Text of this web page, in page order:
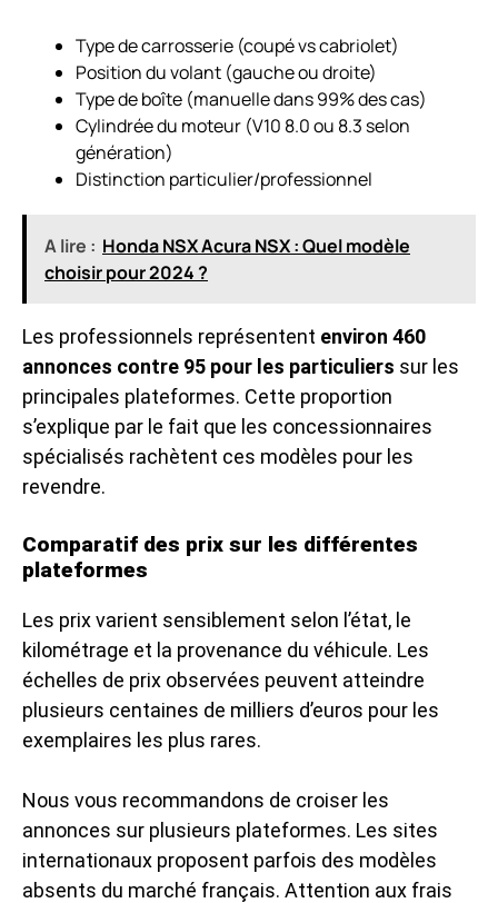
Type de carrosserie (coupé vs cabriolet)
Position du volant (gauche ou droite)
Type de boîte (manuelle dans 99% des cas)
Cylindrée du moteur (V10 8.0 ou 8.3 selon
génération)
Distinction particulier/professionnel
A lire : Honda NSX Acura NSX : Quel modèle
choisir pour 2024 ?
Les professionnels représentent environ 460
annonces contre 95 pour les particuliers sur les
principales plateformes. Cette proportion
s’explique par le fait que les concessionnaires
spécialisés rachètent ces modèles pour les
revendre.
Comparatif des prix sur les différentes
plateformes
Les prix varient sensiblement selon l’état, le
kilométrage et la provenance du véhicule. Les
échelles de prix observées peuvent atteindre
plusieurs centaines de milliers d’euros pour les
exemplaires les plus rares.
Nous vous recommandons de croiser les
annonces sur plusieurs plateformes. Les sites
internationaux proposent parfois des modèles
absents du marché français. Attention aux frais